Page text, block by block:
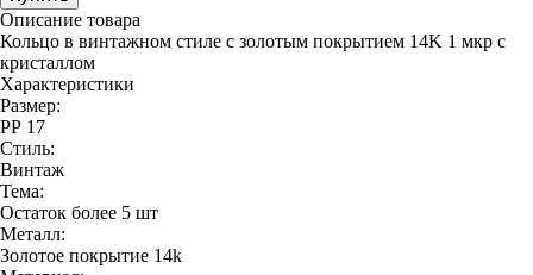
Описание товара
Кольцо в винтажном стиле с золотым покрытием 14K 1 мкр с
кристаллом
Характеристики
Размер:
РР 17
Стиль:
Винтаж
Тема:
Остаток более 5 шт
Металл:
Золотое покрытие 14k